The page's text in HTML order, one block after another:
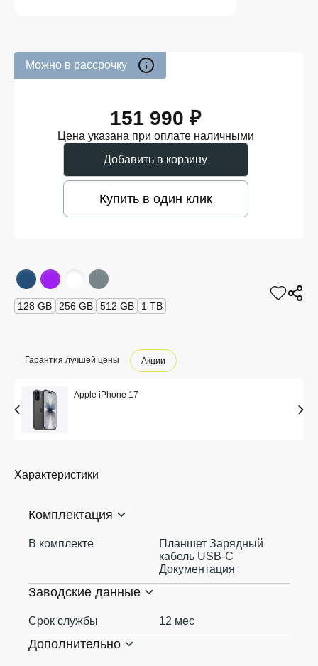
Можно в рассрочку
151 990 ₽
Цена указана при оплате наличными
Добавить в корзину
Купить в один клик
128 GB 256 GB 512 GB 1 TB
Гарантия лучшей цены Акции
Apple iPhone 17
Характеристики
Комплектация
В комплекте
Планшет Зарядный
кабель USB‑C
Документация
Заводские данные
Срок службы 12 мес
Дополнительно